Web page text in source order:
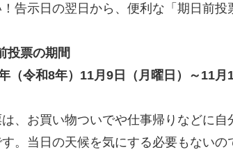
告示日の翌日から、便利な「期日前投
投票の期間
（令和8年）11月9日（月曜日）～11月
、お買い物ついでや仕事帰りなどに
。当日の天候を気にする必要もないの